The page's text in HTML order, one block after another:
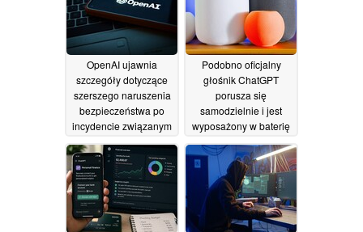
OpenAI ujawnia
szczegóły dotyczące
szerszego naruszenia
bezpieczeństwa po
incydencie związanym
Face 29/07/2026
Podobno oficjalny
głośnik ChatGPT
porusza się
samodzielnie i jest
wyposażony w baterię
16/07/2026